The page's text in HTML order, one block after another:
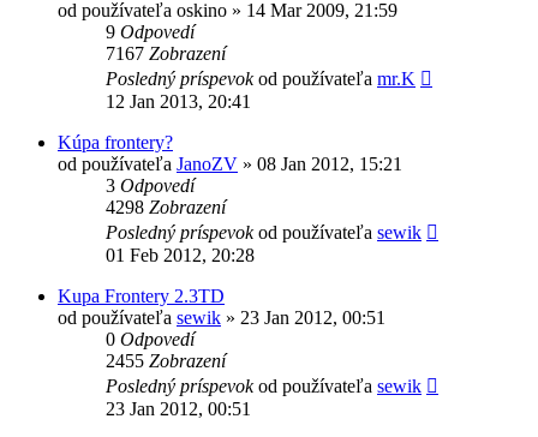
od používateľa oskino » 14 Mar 2009, 21:59
9 Odpovedí
7167 Zobrazení
Posledný príspevokod používateľa mr.K
12 Jan 2013, 20:41
Kúpa frontery?
od používateľa JanoZV » 08 Jan 2012, 15:21
3 Odpovedí
4298 Zobrazení
Posledný príspevokod používateľa sewik
01 Feb 2012, 20:28
Kupa Frontery 2.3TD
od používateľa sewik » 23 Jan 2012, 00:51
0 Odpovedí
2455 Zobrazení
Posledný príspevokod používateľa sewik
23 Jan 2012, 00:51